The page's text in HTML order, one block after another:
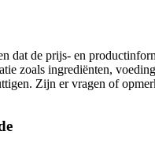
dat de prijs- en
zoals ingrediënten,
Zijn er vragen of